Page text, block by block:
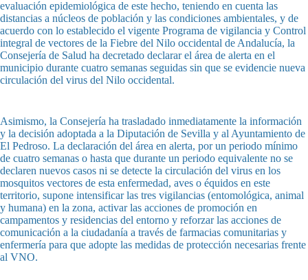
evaluación epidemiológica de este hecho, teniendo en cuenta las
distancias a núcleos de población y las condiciones ambientales, y de
acuerdo con lo establecido el vigente Programa de vigilancia y Control
integral de vectores de la Fiebre del Nilo occidental de Andalucía, la
Consejería de Salud ha decretado declarar el área de alerta en el
municipio durante cuatro semanas seguidas sin que se evidencie nueva
circulación del virus del Nilo occidental.
Asimismo, la Consejería ha trasladado inmediatamente la información
y la decisión adoptada a la Diputación de Sevilla y al Ayuntamiento de
El Pedroso. La declaración del área en alerta, por un periodo mínimo
de cuatro semanas o hasta que durante un periodo equivalente no se
declaren nuevos casos ni se detecte la circulación del virus en los
mosquitos vectores de esta enfermedad, aves o équidos en este
territorio, supone intensificar las tres vigilancias (entomológica, animal
y humana) en la zona, activar las acciones de promoción en
campamentos y residencias del entorno y reforzar las acciones de
comunicación a la ciudadanía a través de farmacias comunitarias y
enfermería para que adopte las medidas de protección necesarias frente
al VNO.